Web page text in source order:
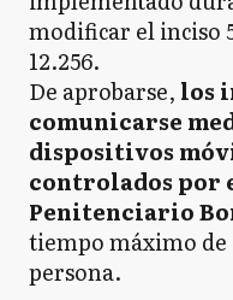
modificar el inciso
12.256.
De aprobarse, los
comunicarse
dispositivos
controlados por
Penitenciario
tiempo máximo de
persona.